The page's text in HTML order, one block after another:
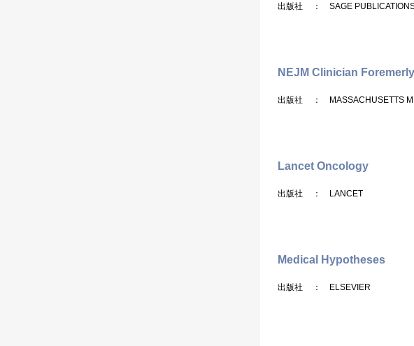
出版社 ： SAGE PUBLICATIONS
NEJM Clinician
出版社 ： MASSACHUSETTS
Lancet Oncology
出版社 ： LANCET
Medical Hypotheses
出版社 ： ELSEVIER